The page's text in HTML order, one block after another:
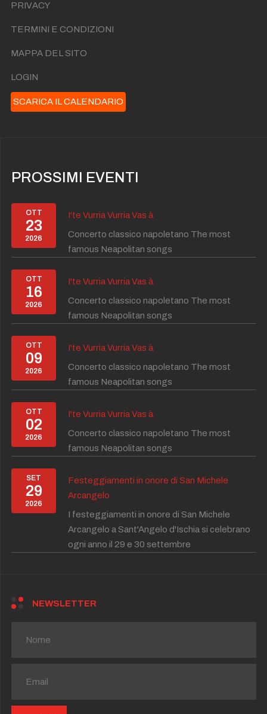
PRIVACY
TERMINI E CONDIZIONI
MAPPA DEL SITO
LOGIN
SCARICA IL CALENDARIO
PROSSIMI EVENTI
OTT
23
2026
I'te Vurria Vurria Vas à
Concerto classico napoletano The most
famous Neapolitan songs
OTT
16
2026
I'te Vurria Vurria Vas à
Concerto classico napoletano The most
famous Neapolitan songs
OTT
09
2026
I'te Vurria Vurria Vas à
Concerto classico napoletano The most
famous Neapolitan songs
OTT
02
2026
I'te Vurria Vurria Vas à
Concerto classico napoletano The most
famous Neapolitan songs
SET
29
2026
Festeggiamenti in onore di San Michele
Arcangelo
I festeggiamenti in onore di San Michele
Arcangelo a Sant'Angelo d'Ischia si celebrano
ogni anno il 29 e 30 settembre
NEWSLETTER